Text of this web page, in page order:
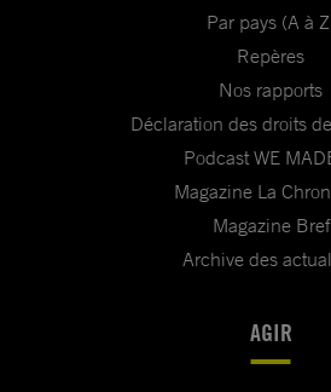
Par pays (A à
Repères
Nos rapports
Déclaration des droits
Podcast WE
Magazine La
Magazine Bref
Archive des
AGIR